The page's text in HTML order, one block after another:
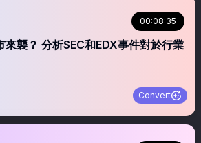
00:08:35
來襲？ 分析SEC和EDX事件對於行業
Convert